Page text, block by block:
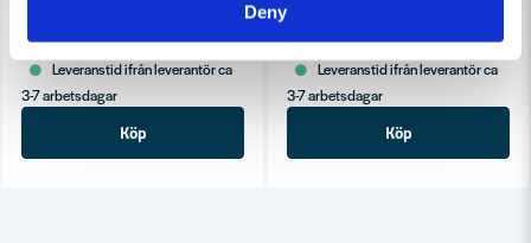
Deny
3 044 kr
2 838 kr
Leveranstid ifrån leverantör ca
3-7 arbetsdagar
Köp
3 230 kr
3 012 kr
Leveranstid ifrån leverantör ca
3-7 arbetsdagar
Köp